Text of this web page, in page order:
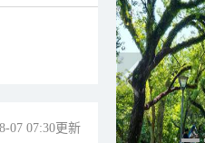
07 07:30更新